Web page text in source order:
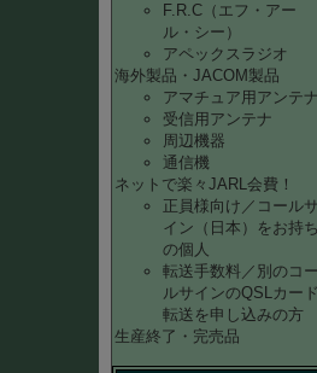
F.R.C（エフ・アー
ル・シー）
アペックスラジオ
海外製品・JACOM製品
アマチュア用アンテナ
受信用アンテナ
周辺機器
通信機
ネットで楽々JARL会費！
正員様向け／コールサ
イン（日本）をお持ち
の個人
転送手数料／別のコー
ルサインのQSLカード
転送を申し込みの方
生産終了・完売品